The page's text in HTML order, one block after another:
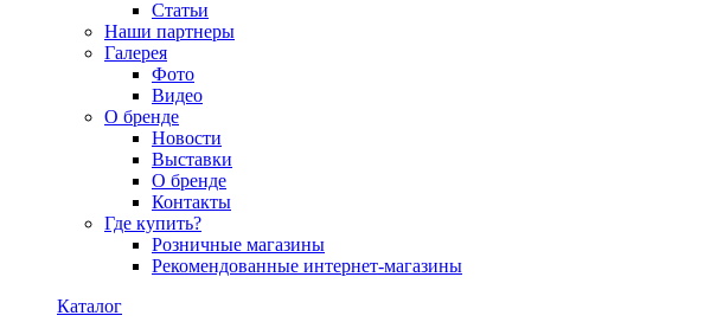
Статьи
Наши партнеры
Галерея
Фото
Видео
О бренде
Новости
Выставки
О бренде
Контакты
Где купить?
Розничные магазины
Рекомендованные интернет-магазины
Каталог